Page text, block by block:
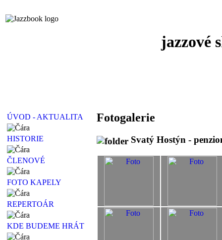
jazzové
ÚVOD - AKTUALITA
HISTORIE
ČLENOVÉ
FOTO KAPELY
REPERTOÁR
KDE BUDEME HRÁT
Fotogalerie
Svatý Hostýn -